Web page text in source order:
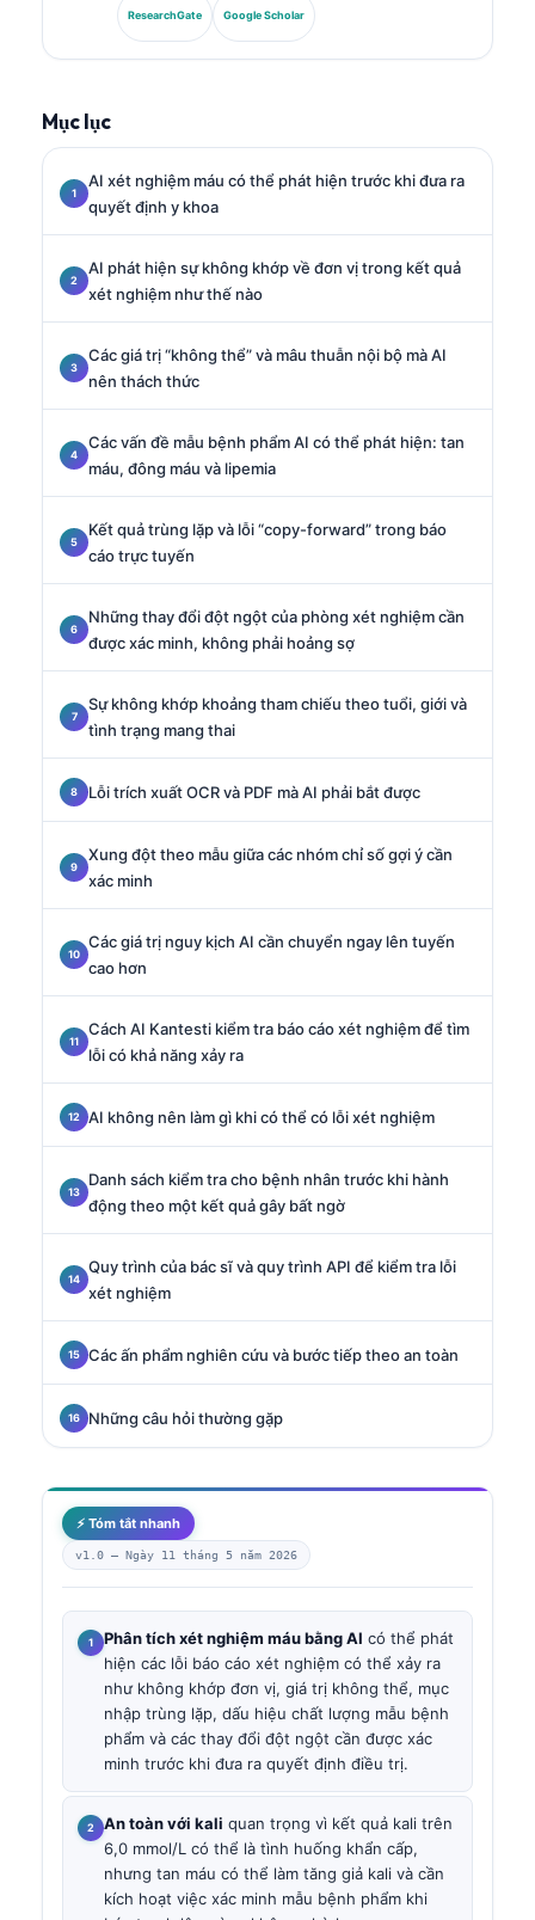
Hiệp hội Hóa sinh Lâm sàng Đức, và chuyên về phân
tích các bảng xét nghiệm chẩn đoán, chuẩn hóa dấu
ResearchGate Google Scholar
Mục lục
AI xét nghiệm máu có thể phát hiện trước khi đưa ra
quyết định y khoa
AI phát hiện sự không khớp về đơn vị trong kết quả
xét nghiệm như thế nào
Các giá trị “không thể” và mâu thuẫn nội bộ mà AI
nên thách thức
Các vấn đề mẫu bệnh phẩm AI có thể phát hiện: tan
máu, đông máu và lipemia
Kết quả trùng lặp và lỗi “copy-forward” trong báo
cáo trực tuyến
Những thay đổi đột ngột của phòng xét nghiệm cần
được xác minh, không phải hoảng sợ
Sự không khớp khoảng tham chiếu theo tuổi, giới và
tình trạng mang thai
Lỗi trích xuất OCR và PDF mà AI phải bắt được
Xung đột theo mẫu giữa các nhóm chỉ số gợi ý cần
xác minh
Các giá trị nguy kịch AI cần chuyển ngay lên tuyến
cao hơn
Cách AI Kantesti kiểm tra báo cáo xét nghiệm để tìm
lỗi có khả năng xảy ra
AI không nên làm gì khi có thể có lỗi xét nghiệm
Danh sách kiểm tra cho bệnh nhân trước khi hành
động theo một kết quả gây bất ngờ
Quy trình của bác sĩ và quy trình API để kiểm tra lỗi
xét nghiệm
Các ấn phẩm nghiên cứu và bước tiếp theo an toàn
Những câu hỏi thường gặp
⚡ Tóm tắt nhanh
v1.0 — Ngày 11 tháng 5 năm 2026
Phân tích xét nghiệm máu bằng AI có thể phát
hiện các lỗi báo cáo xét nghiệm có thể xảy ra
như không khớp đơn vị, giá trị không thể, mục
nhập trùng lặp, dấu hiệu chất lượng mẫu bệnh
phẩm và các thay đổi đột ngột cần được xác
minh trước khi đưa ra quyết định điều trị.
An toàn với kali quan trọng vì kết quả kali trên
6,0 mmol/L có thể là tình huống khẩn cấp,
nhưng tan máu có thể làm tăng giả kali và cần
kích hoạt việc xác minh mẫu bệnh phẩm khi